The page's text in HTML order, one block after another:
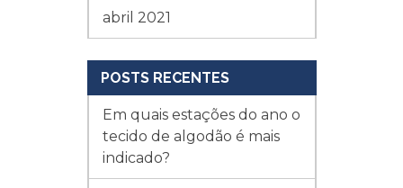
abril 2021
POSTS RECENTES
Em quais estações do ano o
tecido de algodão é mais
indicado?